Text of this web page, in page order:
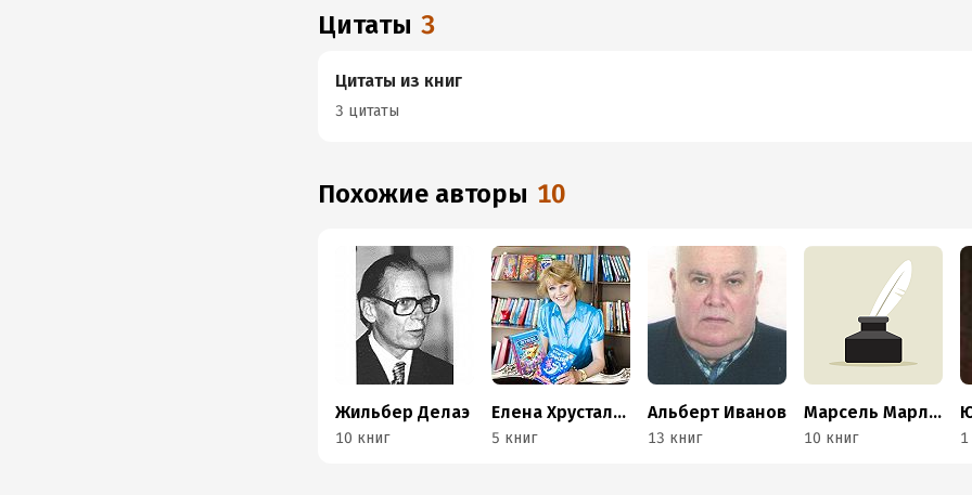
Цитаты 3
Цитаты из книг
3 цитаты
Похожие авторы 10
Жильбер Делаэ
10 книг
Елена Хрусталева
5 книг
Альберт Иванов
13 книг
Марсель Марлье
10 книг 1